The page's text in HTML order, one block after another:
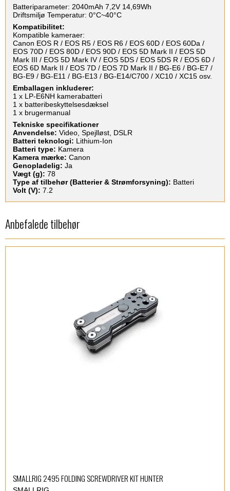
Batteriparameter: 2040mAh 7,2V 14,69Wh
Driftsmiljø Temperatur: 0°C~40°C
Kompatibilitet:
Kompatible kameraer:
Canon EOS R / EOS R5 / EOS R6 / EOS 60D / EOS 60Da /
EOS 70D / EOS 80D / EOS 90D / EOS 5D Mark II / EOS 5D
Mark III / EOS 5D Mark IV / EOS 5DS / EOS 5DS R / EOS 6D /
EOS 6D Mark II / EOS 7D / EOS 7D Mark II / BG-E6 / BG-E7 /
BG-E9 / BG-E11 / BG-E13 / BG-E14/C700 / XC10 / XC15 osv.
Emballagen inkluderer:
1 x LP-E6NH kamerabatteri
1 x batteribeskyttelsesdæksel
1 x brugermanual
Tekniske specifikationer
Anvendelse: Video, Spejlløst, DSLR
Batteri teknologi: Lithium-Ion
Batteri type: Kamera
Kamera mærke: Canon
Genopladelig: Ja
Vægt (g): 78
Type af tilbehør (Batterier & Strømforsyning): Batteri
Volt (V): 7.2
Anbefalede tilbehør
SMALLRIG 2495 FOLDING SCREWDRIVER KIT HUNTER